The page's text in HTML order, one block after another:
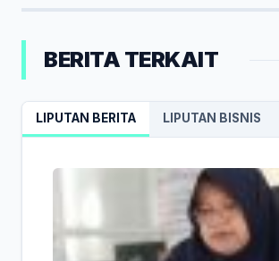
BERITA TERKAIT
LIPUTAN BERITA LIPUTAN BISNIS